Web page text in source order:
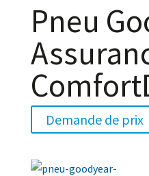
Pneu
Demande de prix